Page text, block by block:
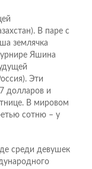
В паре с
землячка
Яшина
Эти
долларов и
В мировом
сотню – у
среди девушек